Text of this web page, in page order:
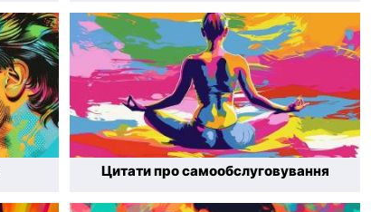
Цитати про самообслуговування